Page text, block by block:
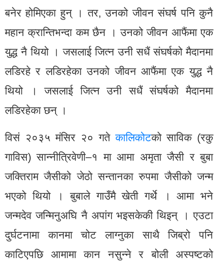
बनेर होमिएका हुन् । तर, उनको जीवन संघर्ष पनि कुनै
महान क्रान्तिभन्दा कम छैन । उनको जीवन आफैंमा एक
युद्ध नै थियो । जसलाई जित्न उनी सधैं संघर्षको मैदानमा
लडिरहे र लडिरहेका उनको जीवन आफैंमा एक युद्ध नै
थियो । जसलाई जित्न उनी सधैं संघर्षको मैदानमा
लडिरहेका छन् ।
विसं २०३५ मंसिर २० गतेकालिकोटको साविक (रकु
गाविस) सान्नीत्रिवेणी–१ मा आमा अमृता जैसी र बुबा
जक्तिराम जैसीको जेठो सन्तानका रुपमा जैसीको जन्म
भएको थियो । बुबाले गाउँमै खेती गर्थे । आमा भने
जन्मदेव जन्मिनुअघि नै अपांग भइसकेकी थिइन् । एउटा
दुर्घटनामा कानमा चोट लाग्नुका साथै जिब्रो पनि
काटिएपछि आमामा कान नसुन्ने र बोली अस्पष्टको